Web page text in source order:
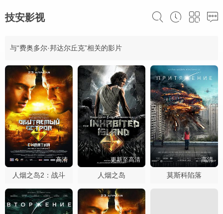
技安影视
与“费奥多尔·邦达尔丘克”相关的影片
高清
人烟之岛2：战斗
更新至高清
人烟之岛
高清
莫斯科陷落